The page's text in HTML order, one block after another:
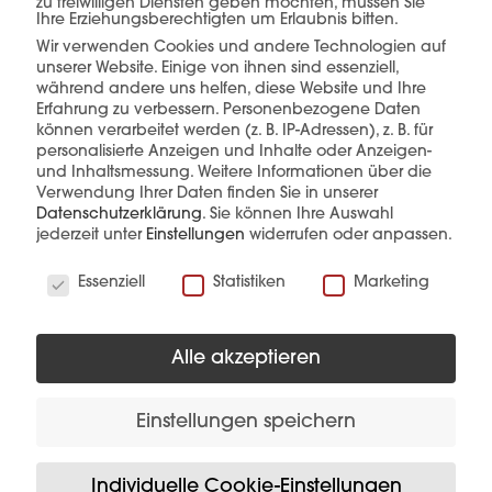
mehr erfahren
interessieren
zu freiwilligen Diensten geben möchten, müssen Sie
Ihre Erziehungsberechtigten um Erlaubnis bitten.
Wir verwenden Cookies und andere Technologien auf
unserer Website. Einige von ihnen sind essenziell,
während andere uns helfen, diese Website und Ihre
Erfahrung zu verbessern. Personenbezogene Daten
können verarbeitet werden (z. B. IP-Adressen), z. B. für
personalisierte Anzeigen und Inhalte oder Anzeigen-
und Inhaltsmessung. Weitere Informationen über die
Verwendung Ihrer Daten finden Sie in unserer
Datenschutzerklärung. Sie können Ihre Auswahl
jederzeit unter Einstellungen widerrufen oder anpassen.
Essenziell
Statistiken Marketing
Alle akzeptieren
Einstellungen speichern
Individuelle Cookie-Einstellungen